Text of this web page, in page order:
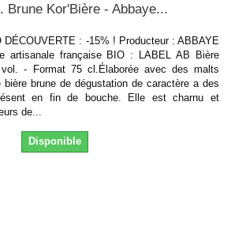
Brune Kor'Bière - Abbaye...
DÉCOUVERTE : -15% ! Producteur : ABBAYE
artisanale française BIO : LABEL AB Bière
- Format 75 cl.Élaborée avec des malts
brune de dégustation de caractère a des
en fin de bouche. Elle est charnu et
de...
Disponible